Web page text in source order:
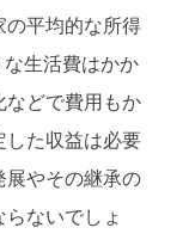
の平均的な所得
生活費はかか
などで費用もか
した収益は必要
展やその継承の
ないでしょ